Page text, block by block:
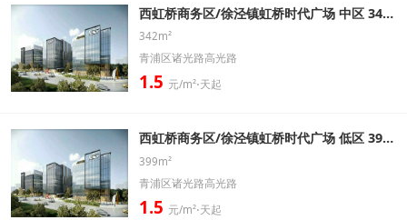
西虹桥商务区/徐泾镇虹桥时代广场 中区 342㎡ 精装修带家具办公室出租信息
342m²
青浦区诸光路高光路
1.5 元/m²⋅天起
西虹桥商务区/徐泾镇虹桥时代广场 低区 399㎡ 精装修带家具办公室出租信息
399m²
青浦区诸光路高光路
1.5 元/m²⋅天起